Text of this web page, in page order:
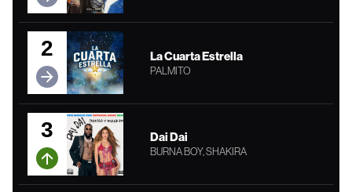
2 La Cuarta Estrella
PALMITO
3 Dai Dai
BURNA BOY, SHAKIRA